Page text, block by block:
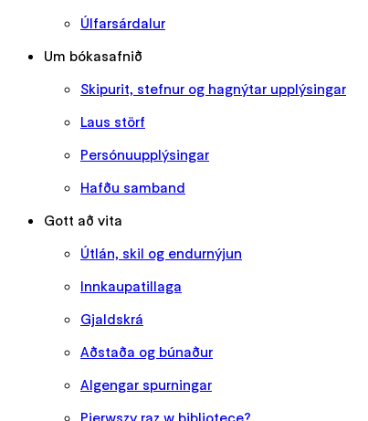
Úlfarsárdalur
Um bókasafnið
Skipurit, stefnur og hagnýtar upplýsingar
Laus störf
Persónuupplýsingar
Hafðu samband
Gott að vita
Útlán, skil og endurnýjun
Innkaupatillaga
Gjaldskrá
Aðstaða og búnaður
Algengar spurningar
Pierwszy raz w bibliotece?